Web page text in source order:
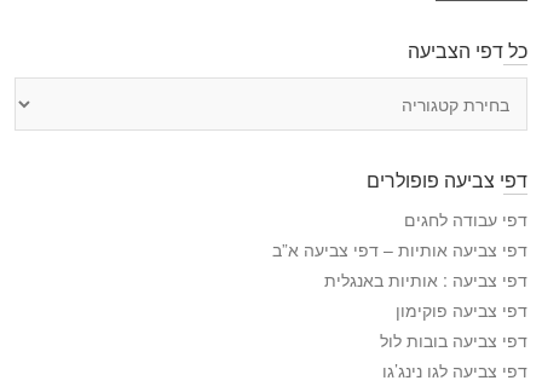
כל דפי הצביעה
י
ה
צ
י
ע
ה
דפי צביעה פופולרים
דפי עבודה לחגים
דפי צביעה אותיות – דפי צביעה א”ב
דפי צביעה : אותיות באנגלית
דפי צביעה פוקימון
דפי צביעה בובות לול
דפי צביעה לגו נינג’גו